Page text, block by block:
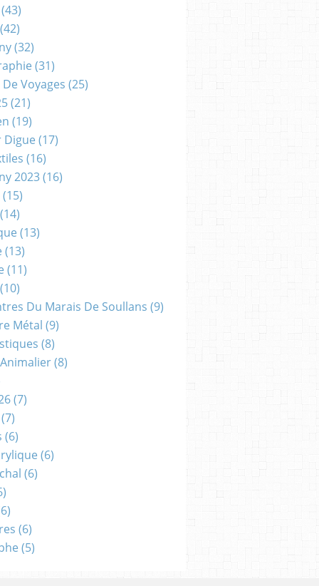
(32)
(31)
Voyages (25)
(21)
(19)
Digue (17)
(16)
2023(16)
(15)
(13)
(13)
(11)
Du Marais De Soullans (9)
Métal (9)
(8)
(8)
(7)
(6)
(6)
(6)
(6)
(5)